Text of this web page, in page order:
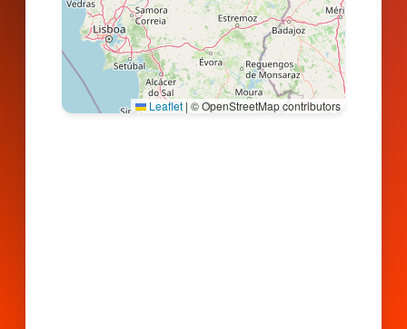
Leaflet | © OpenStreetMap contributors